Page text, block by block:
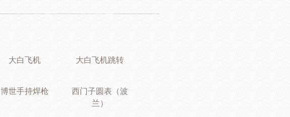
大白飞机 大白飞机跳转
博世手持焊枪
西门子圆表（波
兰）